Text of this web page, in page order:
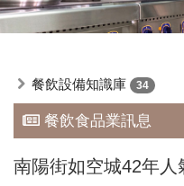
餐飲設備知識庫 34
餐飲食品業訊息
南陽街如空城42年